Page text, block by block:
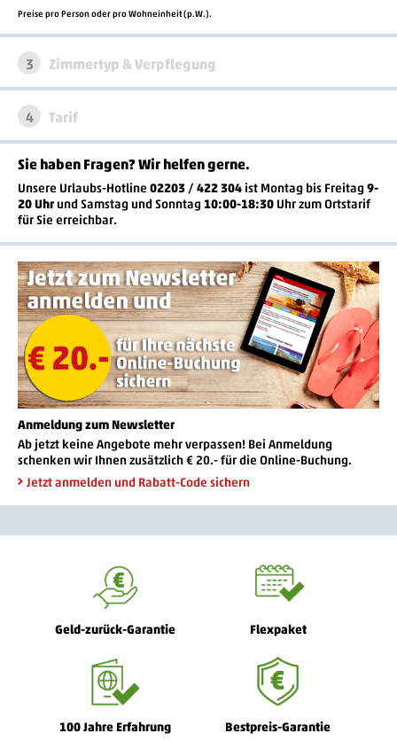
Preise pro Person oder pro Wohneinheit (p.W.).
3 Zimmertyp & Verpflegung
4 Tarif
Sie haben Fragen? Wir helfen gerne.
Unsere Urlaubs-Hotline 02203 / 422 304 ist Montag bis Freitag9-
20 Uhr und Samstag und Sonntag 10:00-18:30 Uhr zum Ortstarif
für Sie erreichbar.
Anmeldung zum Newsletter
Ab jetzt keine Angebote mehr verpassen! Bei Anmeldung
schenken wir Ihnen zusätzlich € 20.- für die Online-Buchung.
Jetzt anmelden und Rabatt-Code sichern
Geld-zurück-Garantie Flexpaket
100 Jahre Erfahrung Bestpreis-Garantie